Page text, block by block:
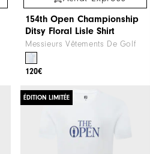
154th Open Championship
Ditsy Floral Lisle Shirt
Messieurs Vêtements De Golf
120€
ÉDITION LIMITÉE